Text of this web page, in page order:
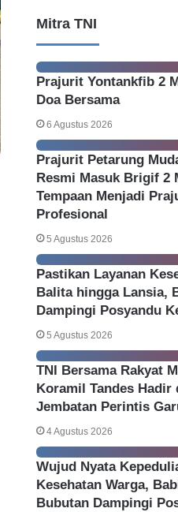
Mitra TNI
Prajurit Yontankfib 2
Doa Bersama
6 Agustus 2026
Prajurit Petarung
Resmi Masuk Brigif 2
Tempaan Menjadi
Profesional
5 Agustus 2026
Pastikan Layanan
Balita hingga Lansia,
Dampingi Posyandu
5 Agustus 2026
TNI Bersama Rakyat
Koramil Tandes Hadir
Jembatan Perintis
4 Agustus 2026
Wujud Nyata
Kesehatan Warga,
Bubutan Dampingi